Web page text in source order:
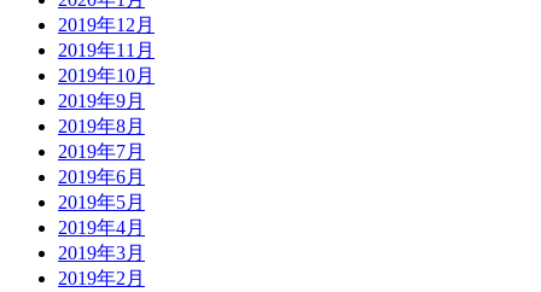
2019年12月
2019年11月
2019年10月
2019年9月
2019年8月
2019年7月
2019年6月
2019年5月
2019年4月
2019年3月
2019年2月